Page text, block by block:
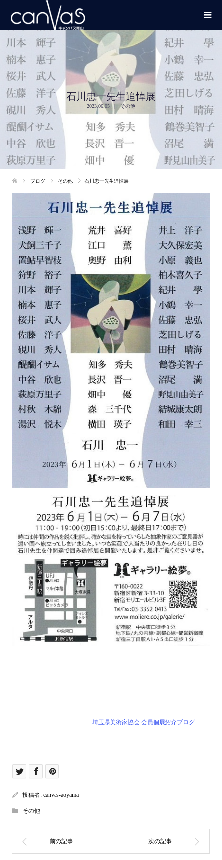
石川忠一先生追悼展
2023.06.05 その他
ブログ その他 石川忠一先生追悼展
埼玉県美術家協会 会員個展紹介ブログ
投稿者: canvas-aoyama
その他